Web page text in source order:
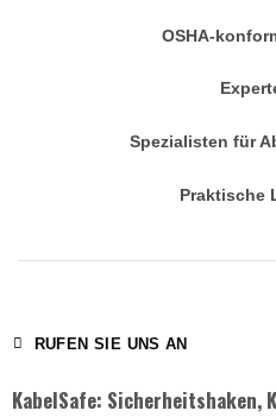
OSHA-
Spezialisten für
Praktische
RUFEN SIE UNS AN
KabelSafe: